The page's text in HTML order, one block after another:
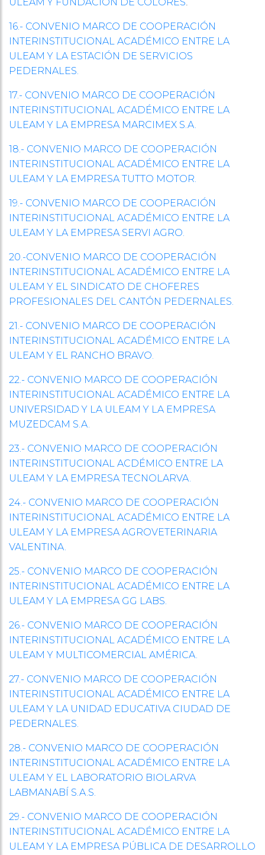
16.- CONVENIO MARCO DE COOPERACIÓN
INTERINSTITUCIONAL ACADÉMICO ENTRE LA
ULEAM Y LA ESTACIÓN DE SERVICIOS
PEDERNALES.
17.- CONVENIO MARCO DE COOPERACIÓN
INTERINSTITUCIONAL ACADÉMICO ENTRE LA
ULEAM Y LA EMPRESA MARCIMEX S.A.
18.- CONVENIO MARCO DE COOPERACIÓN
INTERINSTITUCIONAL ACADÉMICO ENTRE LA
ULEAM Y LA EMPRESA TUTTO MOTOR.
19.- CONVENIO MARCO DE COOPERACIÓN
INTERINSTITUCIONAL ACADÉMICO ENTRE LA
ULEAM Y LA EMPRESA SERVI AGRO.
20.-CONVENIO MARCO DE COOPERACIÓN
INTERINSTITUCIONAL ACADÉMICO ENTRE LA
ULEAM Y EL SINDICATO DE CHOFERES
PROFESIONALES DEL CANTÓN PEDERNALES.
21.- CONVENIO MARCO DE COOPERACIÓN
INTERINSTITUCIONAL ACADÉMICO ENTRE LA
ULEAM Y EL RANCHO BRAVO.
22.- CONVENIO MARCO DE COOPERACIÓN
INTERINSTITUCIONAL ACADÉMICO ENTRE LA
UNIVERSIDAD Y LA ULEAM Y LA EMPRESA
MUZEDCAM S.A.
23.- CONVENIO MARCO DE COOPERACIÓN
INTERINSTITUCIONAL ACDÉMICO ENTRE LA
ULEAM Y LA EMPRESA TECNOLARVA.
24.- CONVENIO MARCO DE COOPERACIÓN
INTERINSTITUCIONAL ACADÉMICO ENTRE LA
ULEAM Y LA EMPRESA AGROVETERINARIA
VALENTINA.
25.- CONVENIO MARCO DE COOPERACIÓN
INTERINSTITUCIONAL ACADÉMICO ENTRE LA
ULEAM Y LA EMPRESA GG LABS.
26.- CONVENIO MARCO DE COOPERACIÓN
INTERINSTITUCIONAL ACADÉMICO ENTRE LA
ULEAM Y MULTICOMERCIAL AMÉRICA.
27.- CONVENIO MARCO DE COOPERACIÓN
INTERINSTITUCIONAL ACADÉMICO ENTRE LA
ULEAM Y LA UNIDAD EDUCATIVA CIUDAD DE
PEDERNALES.
28.- CONVENIO MARCO DE COOPERACIÓN
INTERINSTITUCIONAL ACADÉMICO ENTRE LA
ULEAM Y EL LABORATORIO BIOLARVA
LABMANABÍ S.A.S.
29.- CONVENIO MARCO DE COOPERACIÓN
INTERINSTITUCIONAL ACADÉMICO ENTRE LA
ULEAM Y LA EMPRESA PÚBLICA DE DESARROLLO